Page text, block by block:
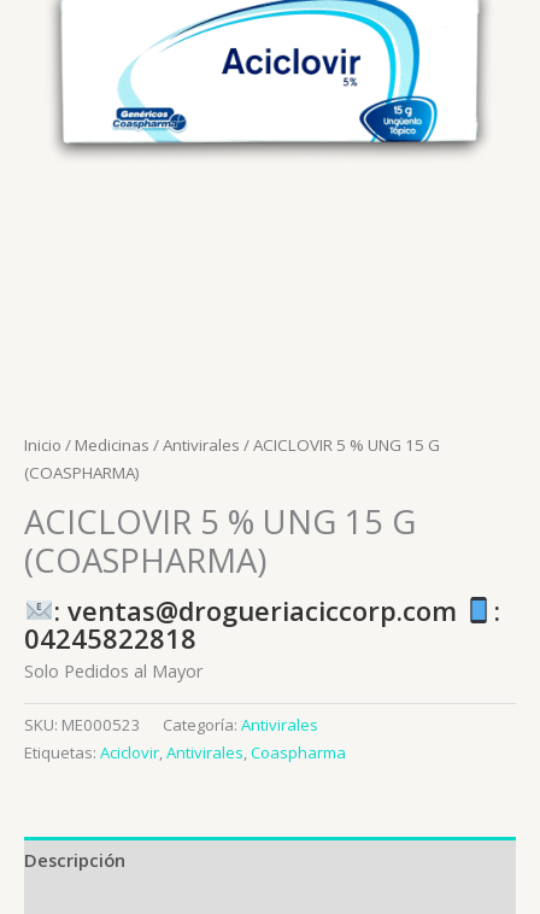
Inicio / Medicinas /Antivirales / ACICLOVIR 5 % UNG 15 G
(COASPHARMA)
ACICLOVIR 5 % UNG 15 G
(COASPHARMA)
: ventas@drogueriaciccorp.com :
04245822818
Solo Pedidos al Mayor
SKU: ME000523 Categoría: Antivirales
Etiquetas: Aciclovir,Antivirales,Coaspharma
Descripción